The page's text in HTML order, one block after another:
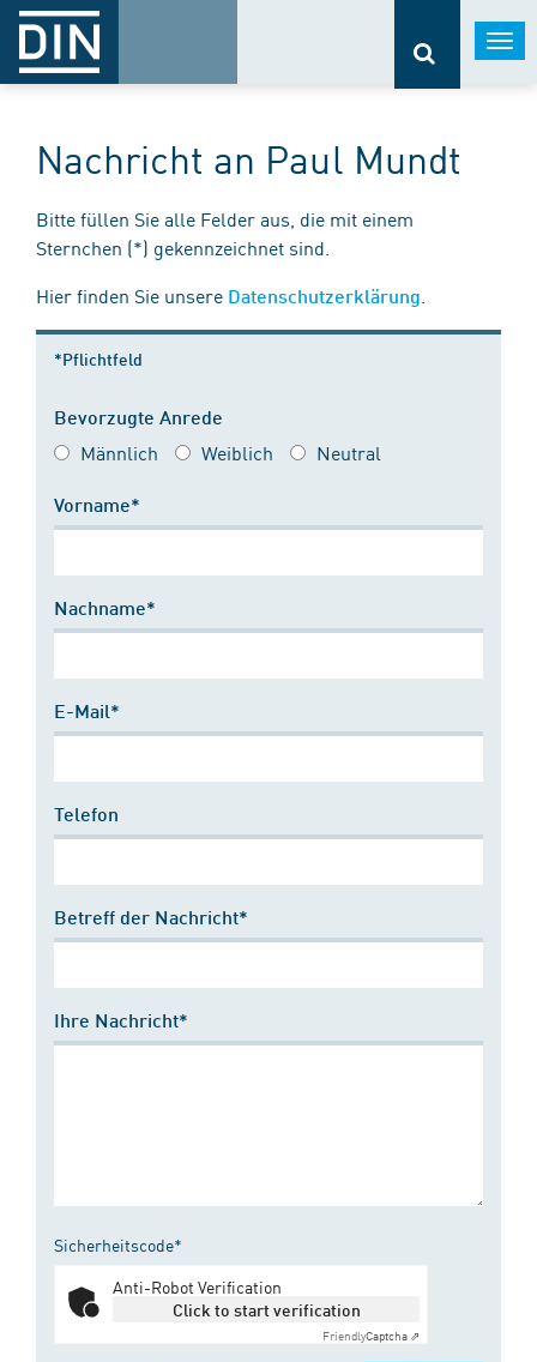
Nachricht an Paul Mundt
Bitte füllen Sie alle Felder aus, die mit einem
Sternchen (*) gekennzeichnet sind.
Hier finden Sie unsere Datenschutzerklärung
*Pflichtfeld
Bevorzugte Anrede
Männlich Weiblich Neutral
Vorname*
Nachname*
E-Mail*
Telefon
Betreff der Nachricht*
Ihre Nachricht*
Sicherheitscode*
Anti-Robot Verification
Click to start verification
FriendlyCaptcha ⇗